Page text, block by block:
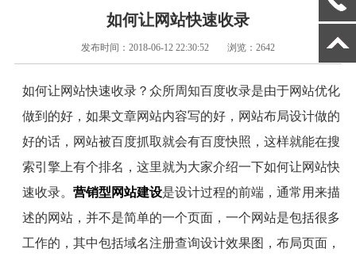
如何让网站快速收录
发布时间：2018-06-12 22:30:52 浏览：2642
如何让网站快速收录？众所周知百度收录是由于网站优化
做到的好，如果文章网站内容写的好，网站布局设计做的
好的话，网站被百度抓取就会有百度快照，这样就能在搜
索引擎上有个排名，这里就为大家介绍一下如何让网站快
速收录。 营销型网站建设是设计过程的前端，通常用来描
述的网站，并不是简单的一个页面，一个网站是包括很多
工作的，其中包括域名注册查询设计效果图，布局页面，